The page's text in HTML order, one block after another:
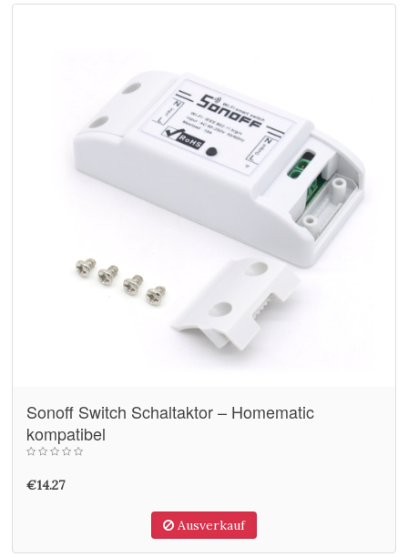
Sonoff Switch Schaltaktor – Homematic
kompatibel
€14.27
Ausverkauf